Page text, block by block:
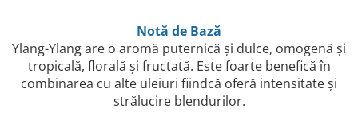
Notă de Bază
Ylang-Ylang are o aromă puternică și dulce, omogenă și
tropicală, florală și fructată. Este foarte benefică în
combinarea cu alte uleiuri fiindcă oferă intensitate și
strălucire blendurilor.